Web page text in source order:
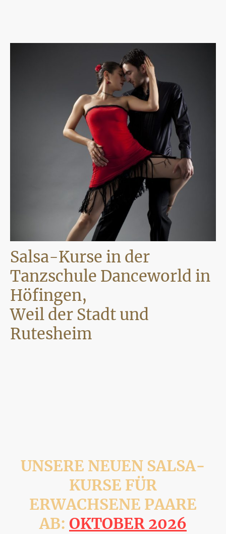
Salsa-Kurse in der
Tanzschule Danceworld in
Höfingen,
Weil der Stadt und
Rutesheim
UNSERE NEUEN SALSA-
KURSE FÜR
ERWACHSENE PAARE
AB: OKTOBER 2026